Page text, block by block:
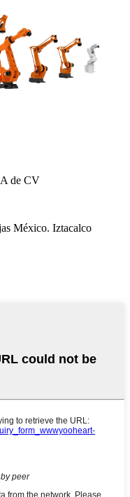
de CV
México. Iztacalco